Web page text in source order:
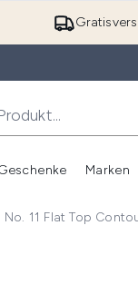
Marken
11 Flat Top